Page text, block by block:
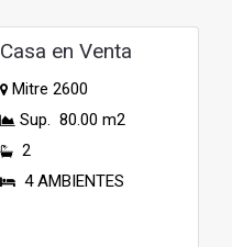
Casa en Venta
Mitre 2600
Sup. 80.00 m2
2
4 AMBIENTES